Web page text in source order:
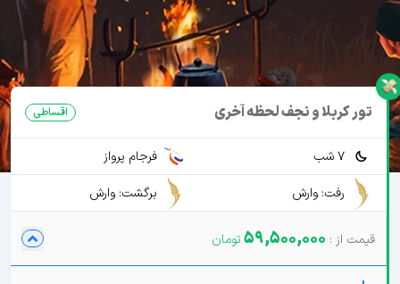
تور آسیا تور عراق
تور کربلا
تور کربلا و نجف لحظه آخری اقساطی
7 شب
فرجام پرواز
رفت: وارش
برگشت: وارش
59,500,000